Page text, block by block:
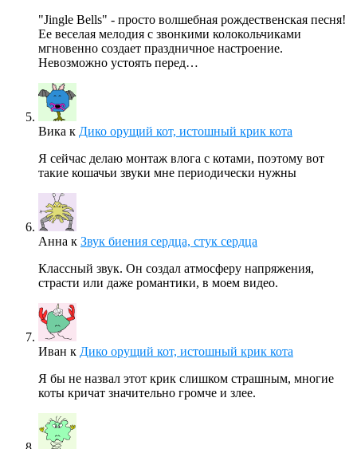
"Jingle Bells" - просто волшебная рождественская песня!
Ее веселая мелодия с звонкими колокольчиками
мгновенно создает праздничное настроение.
Невозможно устоять перед…
Вика к Дико орущий кот, истошный крик кота
Я сейчас делаю монтаж влога с котами, поэтому вот
такие кошачьи звуки мне периодически нужны
Анна к Звук биения сердца, стук сердца
Классный звук. Он создал атмосферу напряжения,
страсти или даже романтики, в моем видео.
Иван к Дико орущий кот, истошный крик кота
Я бы не назвал этот крик слишком страшным, многие
коты кричат значительно громче и злее.